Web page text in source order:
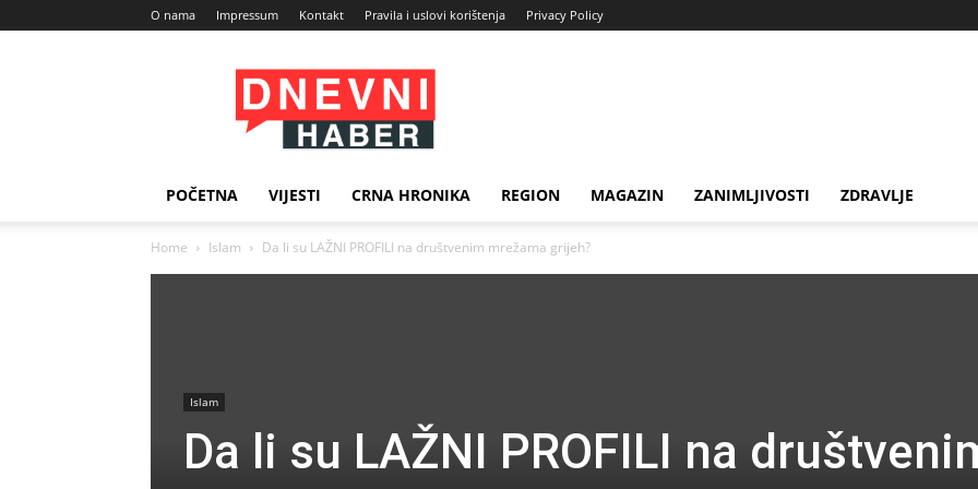
O nama Impressum Kontakt Pravila i uslovi korištenja Privacy Policy
Dnevni
Haber
POČETNA VIJESTI CRNA HRONIKA REGION MAGAZIN ZANIMLJIVOSTI ZDRAVLJE
Home Islam Da li su LAŽNI PROFILI na društvenim mrežama grijeh?
Islam
Da li su LAŽNI PROFILI na